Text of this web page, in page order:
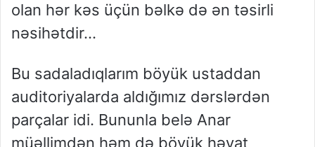
olan hər kəs üçün bəlkə də ən təsirli
nəsihətdir…
Bu sadaladıqlarım böyük ustaddan
auditoriyalarda aldığımız dərslərdən
parçalar idi. Bununla belə Anar
müəllimdən həm də böyük həyat